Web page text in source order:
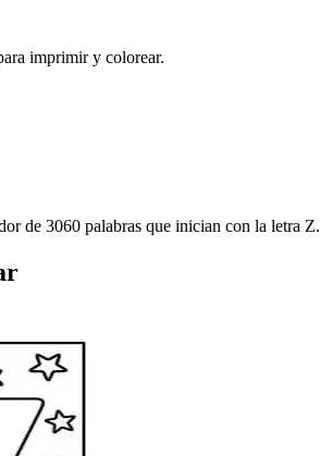
imprimir y colorear.
de 3060 palabras que inician con la letra Z.